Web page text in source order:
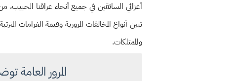
أعزائي السائقين في جميع أنحاء عراقنا
تبين أنواع المخالفات المرورية وقيمة الغرامات
والممتلكات.
المرور